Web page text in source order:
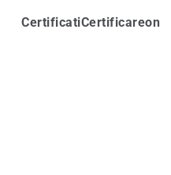
CertificatiCertificareon